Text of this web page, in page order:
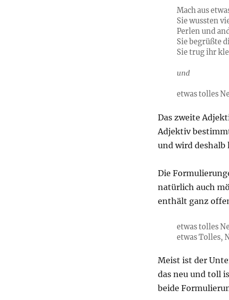
Mach aus
Sie wussten
Perlen und
Sie begrüßte
Sie trug ihr
und
etwas tolles
Das zweite
Adjektiv
und wird deshalb
Die
natürlich auch
enthält ganz
etwas tolles
etwas Tolles,
Meist ist der
das neu und toll
beide